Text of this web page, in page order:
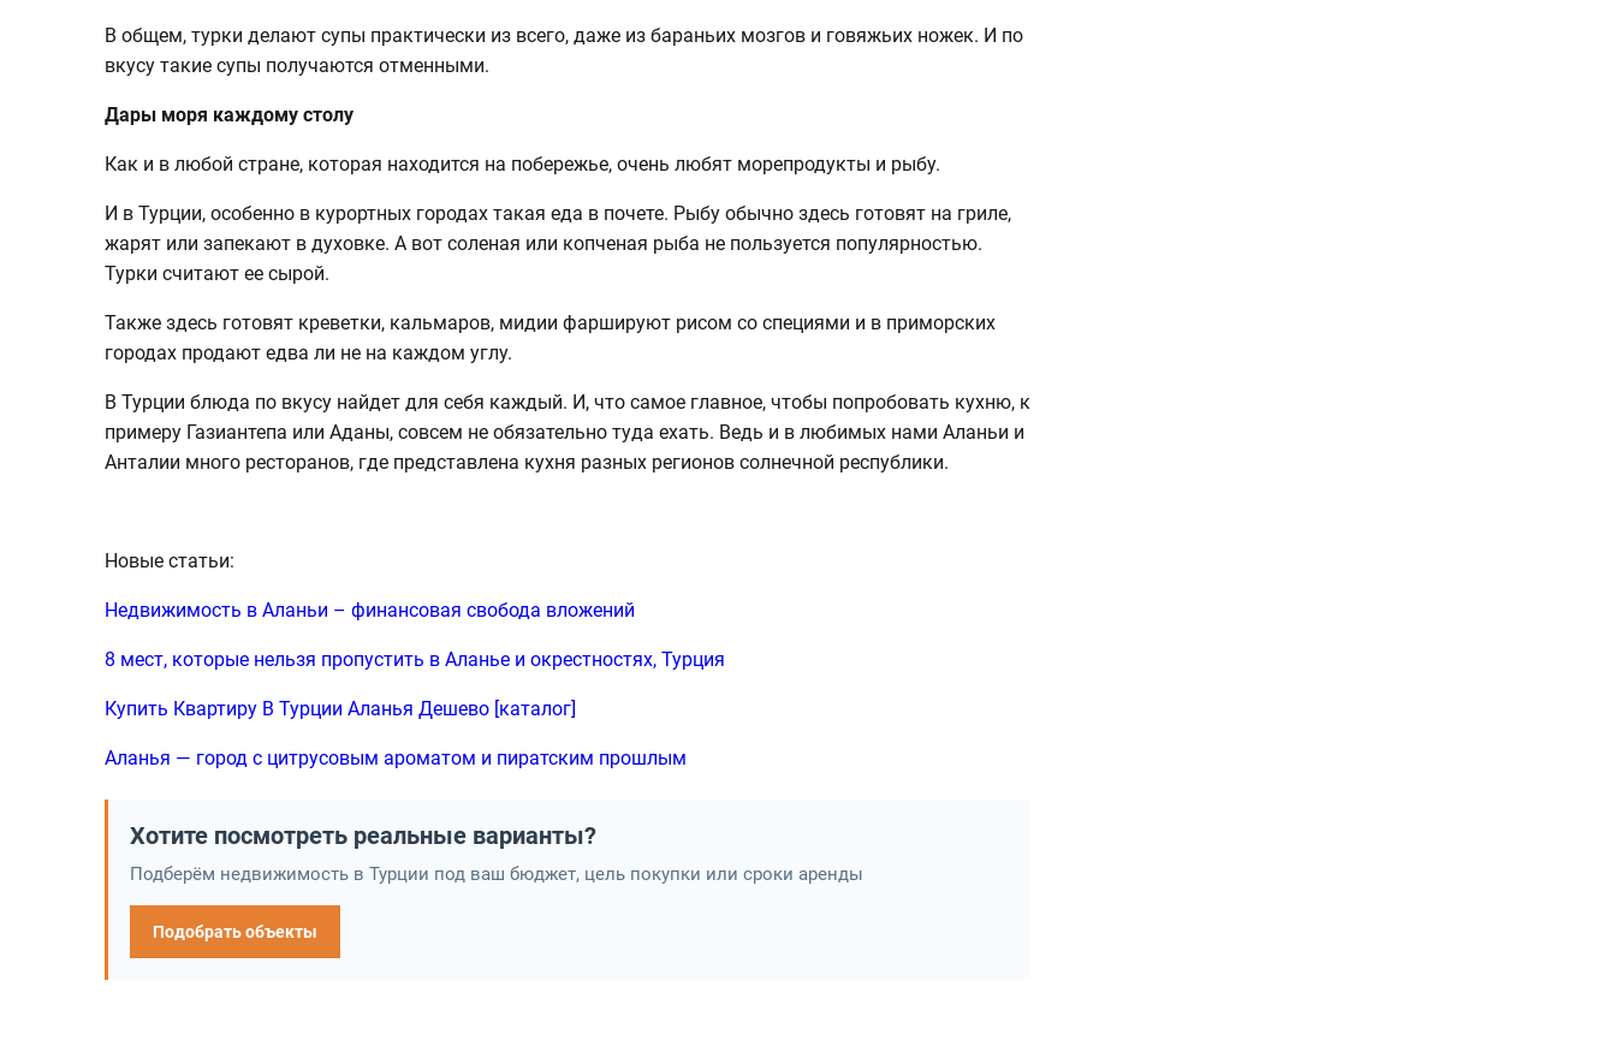
В общем, турки делают супы практически из всего, даже из бараньих мозгов и говяжьих ножек. И по
вкусу такие супы получаются отменными.
Дары моря каждому столу
Как и в любой стране, которая находится на побережье, очень любят морепродукты и рыбу.
И в Турции, особенно в курортных городах такая еда в почете. Рыбу обычно здесь готовят на гриле,
жарят или запекают в духовке. А вот соленая или копченая рыба не пользуется популярностью.
Турки считают ее сырой.
Также здесь готовят креветки, кальмаров, мидии фаршируют рисом со специями и в приморских
городах продают едва ли не на каждом углу.
В Турции блюда по вкусу найдет для себя каждый. И, что самое главное, чтобы попробовать кухню, к
примеру Газиантепа или Аданы, совсем не обязательно туда ехать. Ведь и в любимых нами Аланьи и
Анталии много ресторанов, где представлена кухня разных регионов солнечной республики.
Новые статьи:
Недвижимость в Аланьи – финансовая свобода вложений
8 мест, которые нельзя пропустить в Аланье и окрестностях, Турция
Купить Квартиру В Турции Аланья Дешево [каталог]
Аланья — город с цитрусовым ароматом и пиратским прошлым
Хотите посмотреть реальные варианты?
Подберём недвижимость в Турции под ваш бюджет, цель покупки или сроки аренды
Подобрать объекты